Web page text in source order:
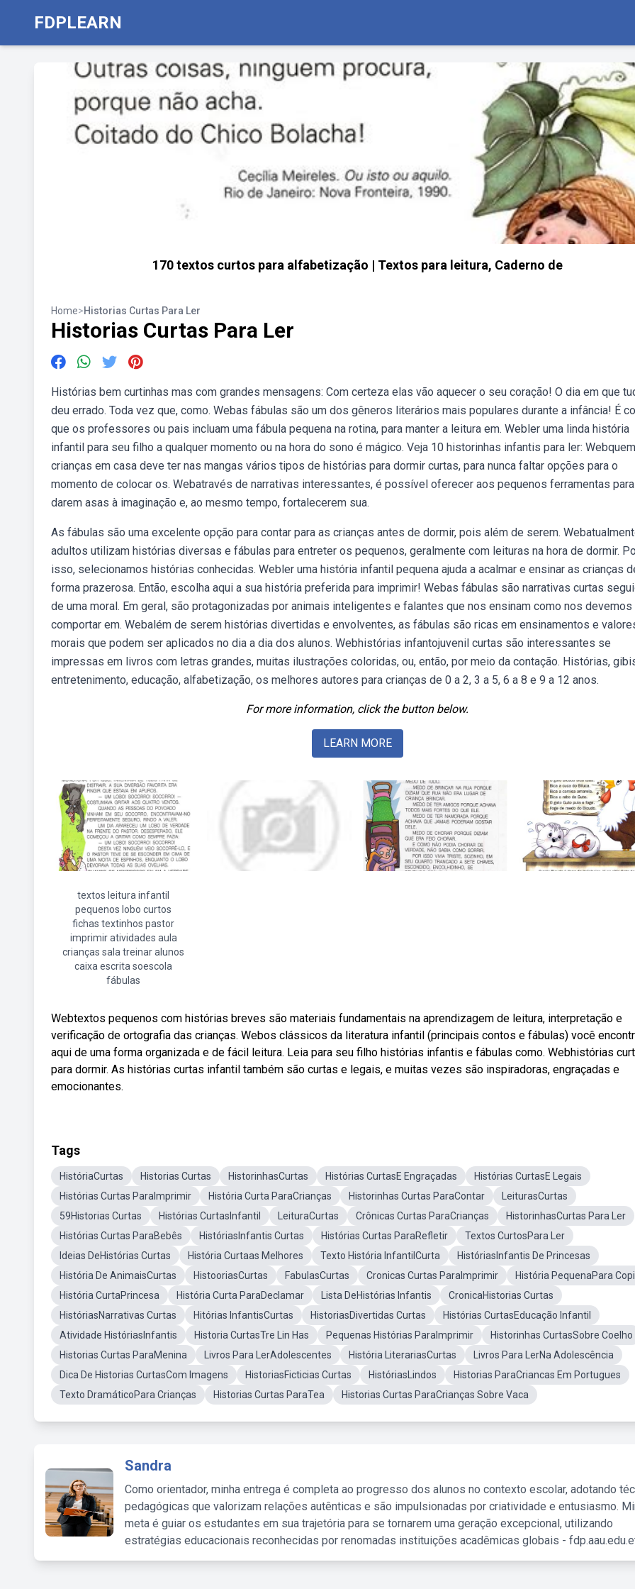
FDPLEARN
170 textos curtos para alfabetização | Textos para leitura, Caderno de
Home>Historias Curtas Para Ler
Historias Curtas Para Ler
Histórias bem curtinhas mas com grandes mensagens: Com certeza elas vão aquecer o seu coração! O dia em que
deu errado. Toda vez que, como. Webas fábulas são um dos gêneros literários mais populares durante a infância! É
que os professores ou pais incluam uma fábula pequena na rotina, para manter a leitura em. Webler uma linda história
infantil para seu filho a qualquer momento ou na hora do sono é mágico. Veja 10 historinhas infantis para ler:
crianças em casa deve ter nas mangas vários tipos de histórias para dormir curtas, para nunca faltar opções para o
momento de colocar os. Webatravés de narrativas interessantes, é possível oferecer aos pequenos ferramentas para
darem asas à imaginação e, ao mesmo tempo, fortalecerem sua.
As fábulas são uma excelente opção para contar para as crianças antes de dormir, pois além de serem.
adultos utilizam histórias diversas e fábulas para entreter os pequenos, geralmente com leituras na hora de dormir.
isso, selecionamos histórias conhecidas. Webler uma história infantil pequena ajuda a acalmar e ensinar as crianças
forma prazerosa. Então, escolha aqui a sua história preferida para imprimir! Webas fábulas são narrativas curtas
de uma moral. Em geral, são protagonizadas por animais inteligentes e falantes que nos ensinam como nos devemos
comportar em. Webalém de serem histórias divertidas e envolventes, as fábulas são ricas em ensinamentos e
morais que podem ser aplicados no dia a dia dos alunos. Webhistórias infantojuvenil curtas são interessantes se
impressas em livros com letras grandes, muitas ilustrações coloridas, ou, então, por meio da contação. Histórias,
entretenimento, educação, alfabetização, os melhores autores para crianças de 0 a 2, 3 a 5, 6 a 8 e 9 a 12 anos.
For more information, click the button below.
LEARN MORE
textos leitura infantil
pequenos lobo curtos
fichas textinhos pastor
imprimir atividades aula
crianças sala treinar alunos
caixa escrita soescola
fábulas
Webtextos pequenos com histórias breves são materiais fundamentais na aprendizagem de leitura, interpretação e
verificação de ortografia das crianças. Webos clássicos da literatura infantil (principais contos e fábulas) você
aqui de uma forma organizada e de fácil leitura. Leia para seu filho histórias infantis e fábulas como. Webhistórias
para dormir. As histórias curtas infantil também são curtas e legais, e muitas vezes são inspiradoras, engraçadas e
emocionantes.
Tags
HistóriaCurtas Historias Curtas HistorinhasCurtas Histórias CurtasE Engraçadas
Histórias CurtasE Legais
Histórias Curtas ParaImprimir
História Curta ParaCrianças Historinhas Curtas ParaContar
LeiturasCurtas
59Historias Curtas
Histórias CurtasInfantil LeituraCurtas Crônicas Curtas ParaCrianças
HistorinhasCurtas Para Ler
Histórias Curtas ParaBebês
HistóriasInfantis Curtas Histórias Curtas ParaRefletir
Textos CurtosPara Ler
Ideias DeHistórias Curtas
História Curtaas Melhores Texto História InfantilCurta
HistóriasInfantis De Princesas
História De AnimaisCurtas
HistooriasCurtas FabulasCurtas Cronicas Curtas ParaImprimir
História PequenaPara
História CurtaPrincesa
História Curta ParaDeclamar Lista DeHistórias Infantis
CronicaHistorias Curtas
HistóriasNarrativas Curtas
Hitórias InfantisCurtas HistoriasDivertidas Curtas
Histórias CurtasEducação Infantil
Atividade HistóriasInfantis
Historia CurtasTre Lin Has Pequenas Histórias ParaImprimir
Historinhas CurtasSobre Coelho
Historias Curtas ParaMenina
Livros Para LerAdolescentes História LiterariasCurtas
Livros Para LerNa Adolescência
Dica De Historias CurtasCom Imagens
HistoriasFicticias Curtas HistóriasLindos
Historias ParaCriancas Em Portugues
Texto DramáticoPara Crianças
Historias Curtas ParaTea Historias Curtas ParaCrianças Sobre Vaca
Sandra
Como orientador, minha entrega é completa ao progresso dos alunos no contexto escolar, adotando
pedagógicas que valorizam relações autênticas e são impulsionadas por criatividade e entusiasmo.
meta é guiar os estudantes em sua trajetória para se tornarem uma geração excepcional, utilizando
estratégias educacionais reconhecidas por renomadas instituições acadêmicas globais -